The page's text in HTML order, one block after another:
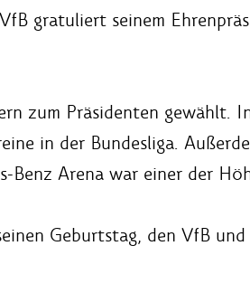
gratuliert seinem
zum Präsidenten gewählt.
in der Bundesliga.
Arena war einer der
Geburtstag, den VfB und